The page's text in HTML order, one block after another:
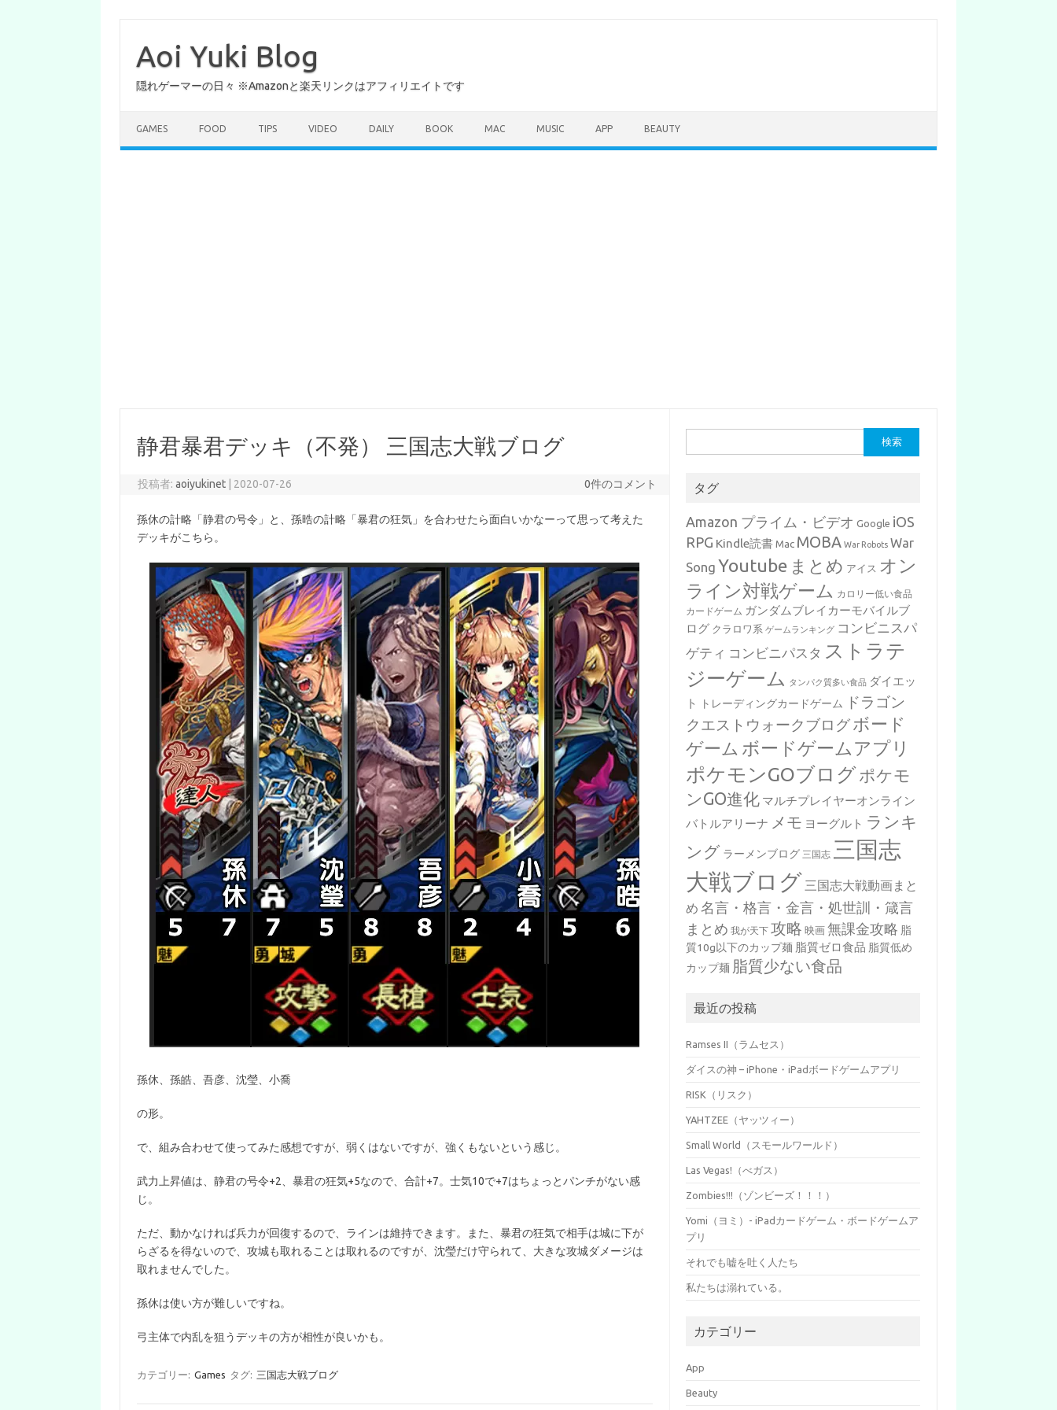
Aoi Yuki Blog
隠れゲーマーの日々 ※Amazonと楽天リンクはアフィリエイトです
GAMES FOOD TIPS VIDEO DAILY BOOK MAC MUSIC APP BEAUTY
静君暴君デッキ（不発） 三国志大戦ブログ
投稿者:aoiyukinet 2020-07-26 0件のコメント
孫休の計略「静君の号令」と、孫晧の計略「暴君の狂気」を合わせたら面白いかなーって思って考えた
デッキがこちら。
孫休、孫皓、吾彦、沈瑩、小喬
の形。
で、組み合わせて使ってみた感想ですが、弱くはないですが、強くもないという感じ。
武力上昇値は、静君の号令+2、暴君の狂気+5なので、合計+7。士気10で+7はちょっとパンチがない感
じ。
ただ、動かなければ兵力が回復するので、ラインは維持できます。また、暴君の狂気で相手は城に下が
らざるを得ないので、攻城も取れることは取れるのですが、沈瑩だけ守られて、大きな攻城ダメージは
取れませんでした。
孫休は使い方が難しいですね。
弓主体で内乱を狙うデッキの方が相性が良いかも。
カテゴリー: Games タグ: 三国志大戦ブログ
索:
タグ
Amazon プライム・ビデオ Google iOS
RPG Kindle読書 Mac MOBA War Robots War
Song Youtube まとめ アイス オン
ライン対戦ゲーム カロリー低い食品
カードゲーム ガンダムブレイカーモバイルブ
ログ クラロワ系 ゲームランキング コンビニスパ
ゲティ コンビニパスタ ストラテ
ジーゲーム
タンパク質多い食品 ダイエッ
ト
トレーディングカードゲーム
ドラゴン
クエストウォークブログボード
ゲーム ボードゲームアプリ
ポケモンGOブログポケモ
ンGO進化 マルチプレイヤーオンライン
バトルアリーナ メモ ヨーグルト ランキ
ング ラーメンブログ 三国志 三国志
大戦ブログ 三国志大戦動画まと
め 名言・格言・金言・処世訓・箴言
まとめ 我が天下 攻略 映画 無課金攻略 脂
質10g以下のカップ麺 脂質ゼロ食品 脂質低め
カップ麺 脂質少ない食品
最近の投稿
Ramses II（ラムセス）
ダイスの神 – iPhone・iPadボードゲームアプリ
RISK（リスク）
YAHTZEE（ヤッツィー）
Small World（スモールワールド）
Las Vegas!（べガス）
Zombies!!!（ゾンビーズ！！！）
Yomi（ヨミ）- iPadカードゲーム・ボードゲームア
プリ
それでも嘘を吐く人たち
私たちは溺れている。
カテゴリー
App
Beauty